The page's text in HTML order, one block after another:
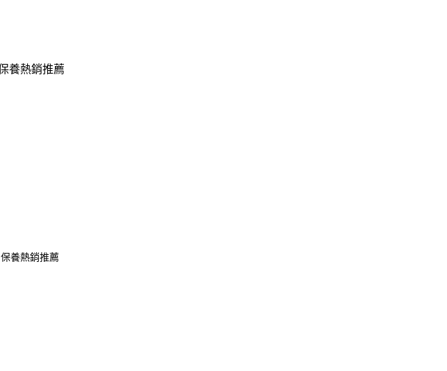
保養熱銷推薦